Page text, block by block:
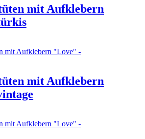
mit Aufklebern
mit Aufklebern